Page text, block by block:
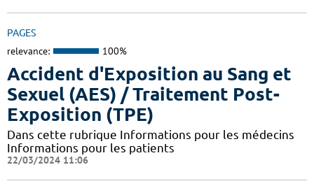
PAGES
relevance: 100%
Accident d'Exposition au Sang et
Sexuel (AES) / Traitement Post-
Exposition (TPE)
Dans cette rubrique Informations pour les médecins
Informations pour les patients
22/03/2024 11:06